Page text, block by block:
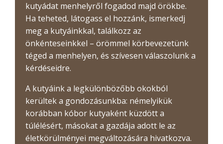
kutyádat menhelyről fogadod majd örökbe.
Ha teheted, látogass el hozzánk, ismerkedj
meg a kutyáinkkal, találkozz az
önkénteseinkkel – örömmel körbevezetünk
téged a menhelyen, és szívesen válaszolunk a
kérdéseidre.
A kutyáink a legkülönbözőbb okokból
kerültek a gondozásunkba: némelyikük
korábban kóbor kutyaként küzdött a
túlélésért, másokat a gazdája adott le az
életkörülményei megváltozására hivatkozva.